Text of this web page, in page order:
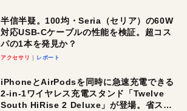
半信半疑。100均・Seria（セリア）の60W
対応USB-Cケーブルの性能を検証。超コス
パの1本を発見か？
アクセサリ レポート
iPhoneとAirPodsを同時に急速充電できる
2-in-1ワイヤレス充電スタンド「Twelve
South HiRise 2 Deluxe」が登場。省スペ